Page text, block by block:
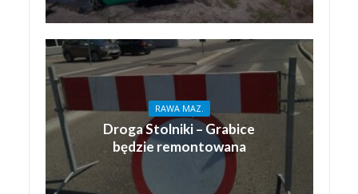
RAWA MAZ.
Droga Stolniki – Grabice
będzie remontowana